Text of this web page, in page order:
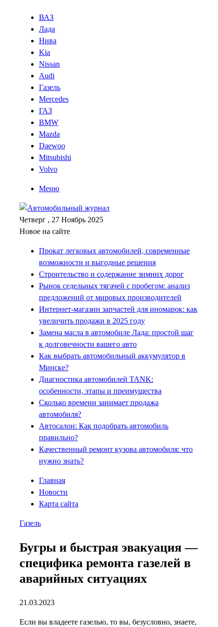
ВАЗ
Лада
Нива
Kia
Nissan
Audi
Газель
Mercedes
ГАЗ
BMW
Mazda
Daewoo
Mitsubishi
Volvo
Меню
Четверг , 27 Ноябрь 2025
Новое на сайте
Прокат легковых автомобилей, современные
возможности и выгодные решения
Строительство и содержание зимних дорог
Рынок седельных тягачей с пробегом: анализ
предложений от мировых производителей
Интернет-магазин запчастей для иномарок: как
увеличить продажи в 2025 году
Замена масла в автомобиле Лада: простой шаг
к долговечности вашего авто
Как выбрать автомобильный аккумулятор в
Минске?
Диагностика автомобилей TANK:
особенности, этапы и преимущества
Сколько времени занимает продажа
автомобиля?
Автосалон: Как подобрать автомобиль
правильно?
Качественный ремонт кузова автомобиля: что
нужно знать?
Главная
Новости
Карта сайта
Газель
Бугры и быстрая эвакуация —
специфика ремонта газелей в
аварийных ситуациях
21.03.2023
Если вы владеете газелью, то вы, безусловно, знаете,